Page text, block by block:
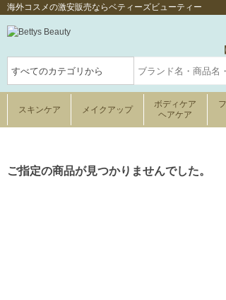
海外コスメの激安販売ならベティーズビューティー
スキンケア メイクアップ
ボディケア
ヘアケア
ご指定の商品が見つかりませんでした。